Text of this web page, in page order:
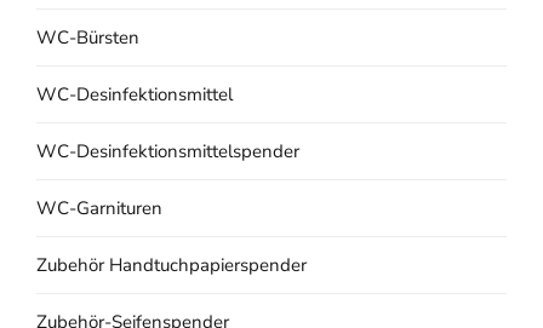
WC-Bürsten
WC-Desinfektionsmittel
WC-Desinfektionsmittelspender
WC-Garnituren
Zubehör Handtuchpapierspender
Zubehör-Seifenspender